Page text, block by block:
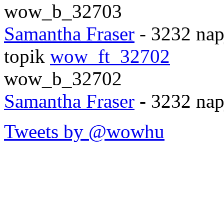
wow_b_32703
Samantha Fraser - 3232
topik wow_ft_32702
wow_b_32702
Samantha Fraser - 3232
Tweets by @wowhu